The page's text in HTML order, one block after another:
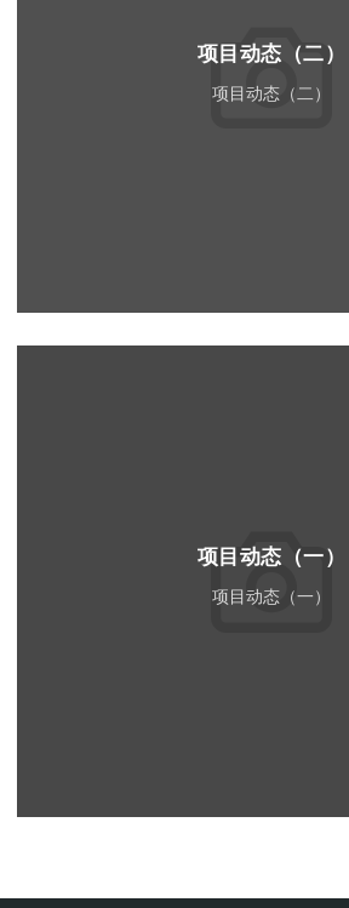
Read More
项目动态（二）
项目动态（二）
项目动态（一）
项目动态（一）